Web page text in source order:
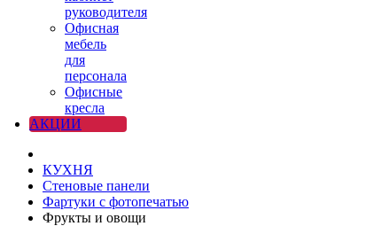
руководителя
Офисная
мебель
для
персонала
Офисные
кресла
АКЦИИ
КУХНЯ
Стеновые панели
Фартуки с фотопечатью
Фрукты и овощи